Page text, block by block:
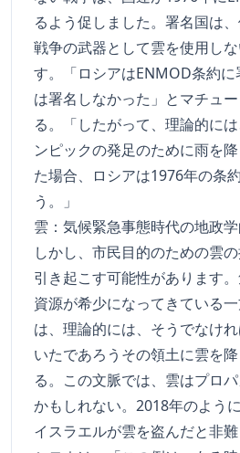
るよう促しました。署名国は
戦争の武器として雲を使用し
す。「ロシアはENMOD条約
は署名しなかった」とマチュ
る。「したがって、理論的に
ンピックの発足のために雨を
た場合、ロシアは1976年の条
う。」
雲：気候緊急事態時代の地政
しかし、市民目的のための雲
引き起こす可能性があります
資源が希少になってきている
は、理論的には、そうでなけ
いたであろうその領土に雲を
る。この文脈では、雲はプロ
かもしれない。2018年のよう
イスラエルが雲を盗んだと非